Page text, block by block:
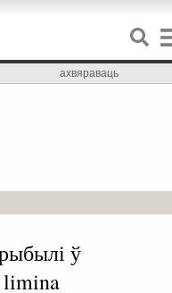
ахвяраваць
ў
limina